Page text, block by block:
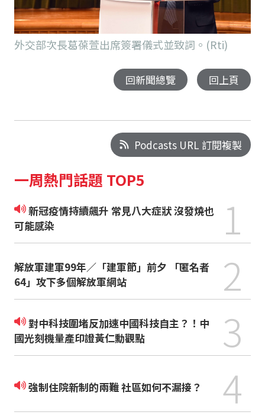
外交部次長葛葆萱出席簽署儀式並致詞。(Rti)
回新聞總覽 回上頁
Podcasts URL 訂閱複製
一周熱門話題 TOP5
新冠疫情持續飆升 常見八大症狀 沒發燒也
可能感染
1
解放軍建軍99年／「建軍節」前夕 「匿名者
64」攻下多個解放軍網站
2
對中科技圍堵反加速中國科技自主？！中
國光刻機量產印證黃仁勳觀點
3
強制住院新制的兩難 社區如何不漏接？ 4